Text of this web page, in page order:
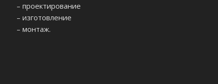
– проектирование
– изготовление
– монтаж.